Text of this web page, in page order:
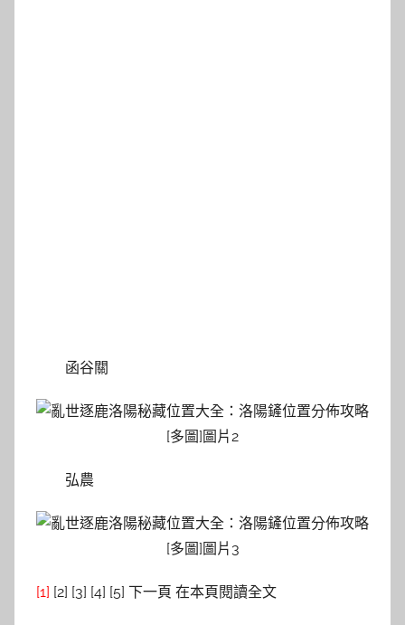
函谷關
弘農
[1] [2] [3] [4] [5] 下一頁 在本頁閱讀全文